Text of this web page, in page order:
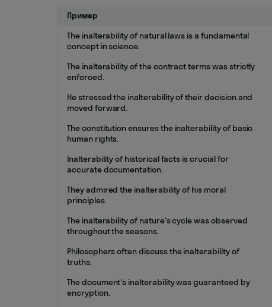
Пример
The inalterability of natural laws is a fundamental
concept in science.
The inalterability of the contract terms was strictly
enforced.
He stressed the inalterability of their decision and
moved forward.
The constitution ensures the inalterability of basic
human rights.
Inalterability of historical facts is crucial for
accurate documentation.
They admired the inalterability of his moral
principles.
The inalterability of nature's cycle was observed
throughout the seasons.
Philosophers often discuss the inalterability of
truths.
The document's inalterability was guaranteed by
encryption.